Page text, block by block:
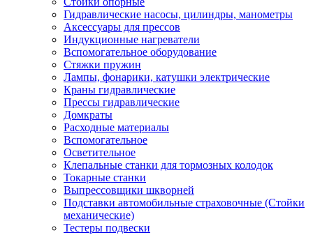
Гидравлические насосы, цилиндры, манометры
Аксессуары для прессов
Индукционные нагреватели
Вспомогательное оборудование
Стяжки пружин
Лампы, фонарики, катушки электрические
Краны гидравлические
Прессы гидравлические
Домкраты
Расходные материалы
Вспомогательное
Осветительное
Клепальные станки для тормозных колодок
Токарные станки
Выпрессовщики шкворней
Подставки автомобильные страховочные (Стойки
механические)
Тестеры подвески